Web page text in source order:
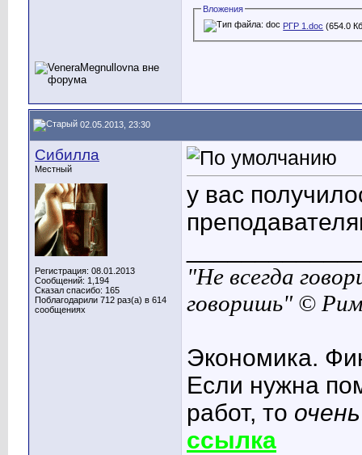
Вложения
РГР 1.doc (654.0
02.05.2013, 23:30
Сибилла
Местный
Регистрация: 08.01.2013
Сообщений: 1,194
Сказал спасибо: 165
Поблагодарили 712 раз(а) в 614
сообщениях
у вас
"Не всегда
говоришь" ©
Экономика.
Если нужна
работ, то
ссылка